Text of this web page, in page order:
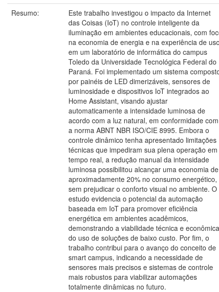
Resumo:
Este trabalho investigou o impacto da Internet
das Coisas (IoT) no controle inteligente da
iluminação em ambientes educacionais, com
na economia de energia e na experiência de
em um laboratório de informática do campus
Toledo da Universidade Tecnológica Federal do
Paraná. Foi implementado um sistema
por painéis de LED dimerizáveis, sensores de
luminosidade e dispositivos IoT integrados ao
Home Assistant, visando ajustar
automaticamente a intensidade luminosa de
acordo com a luz natural, em conformidade com
a norma ABNT NBR ISO/CIE 8995. Embora o
controle dinâmico tenha apresentado limitações
técnicas que impediram sua plena operação em
tempo real, a redução manual da intensidade
luminosa possibilitou alcançar uma economia de
aproximadamente 20% no consumo energético,
sem prejudicar o conforto visual no ambiente. O
estudo evidencia o potencial da automação
baseada em IoT para promover eficiência
energética em ambientes acadêmicos,
demonstrando a viabilidade técnica e econômica
do uso de soluções de baixo custo. Por fim, o
trabalho contribui para o avanço do conceito de
smart campus, indicando a necessidade de
sensores mais precisos e sistemas de controle
mais robustos para viabilizar automações
totalmente dinâmicas no futuro.